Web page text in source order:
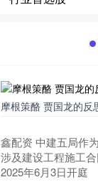
摩根策酪 贾国龙的反
鑫配资 中建五局作
涉及建设工程施工
2025年6月3日开庭